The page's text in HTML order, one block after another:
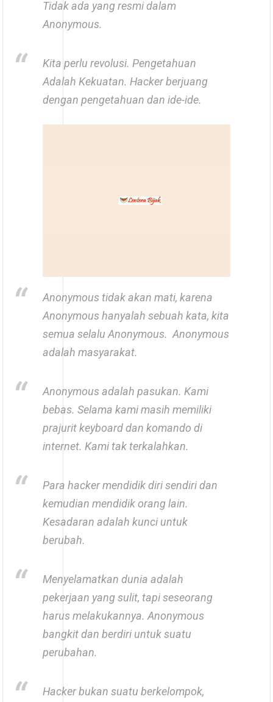
Tidak ada yang resmi dalam
Anonymous.
Kita perlu revolusi. Pengetahuan
Adalah Kekuatan. Hacker berjuang
dengan pengetahuan dan ide-ide.
Anonymous tidak akan mati, karena
Anonymous hanyalah sebuah kata, kita
semua selalu Anonymous. Anonymous
adalah masyarakat.
Anonymous adalah pasukan. Kami
bebas. Selama kami masih memiliki
prajurit keyboard dan komando di
internet. Kami tak terkalahkan.
Para hacker mendidik diri sendiri dan
kemudian mendidik orang lain.
Kesadaran adalah kunci untuk
berubah.
Menyelamatkan dunia adalah
pekerjaan yang sulit, tapi seseorang
harus melakukannya. Anonymous
bangkit dan berdiri untuk suatu
perubahan.
Hacker bukan suatu berkelompok,